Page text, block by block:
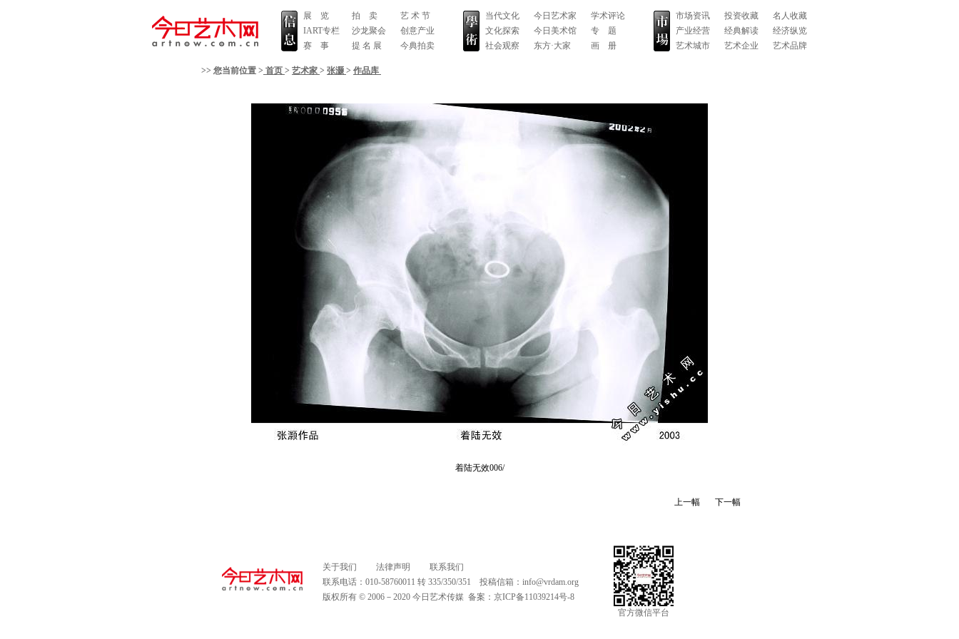
展 览
IART专栏
赛 事
拍 卖
沙龙聚会
提 名 展
艺 术 节
创意产业
今典拍卖
当代文化
文化探索
社会观察
今日艺术家
今日美术馆
东方·大家
学术评论
专 题
画 册
市场资讯
产业经营
艺术城市
投资收藏
经典解读
艺术企业
名人收藏
经济纵览
艺术品牌
>> 您当前位置 > 首页 > 艺术家 > 张灏 > 作品库
着陆无效006/
上一幅 下一幅
关于我们 法律声明
联系我们
联系电话：010-58760011 转 335/350/351 投稿信箱： info@vrdam.org
版权所有 © 2006－2020 今日艺术传媒 备案： 京ICP备11039214号-8
官方微信平台